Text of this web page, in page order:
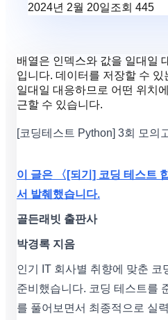
2024년 2월 20일조회 445
배열은 인덱스와 값을 일대일
입니다. 데이터를 저장할 수
일대일 대응하므로 어떤 위치
근할 수 있습니다.
[코딩테스트 Python] 3회 모의
이 글은 〈[되기] 코딩 테스트
서 발췌했습니다.
골든래빗 출판사
박경록 지음
인기 IT 회사별 취향에 맞춘 코
준비했습니다. 코딩 테스트를
를 풀어보면서 최종적으로 실